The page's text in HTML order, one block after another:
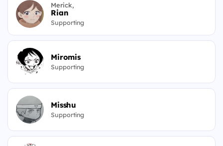
Merick,
Rian
Supporting
Miromis
Supporting
Misshu
Supporting